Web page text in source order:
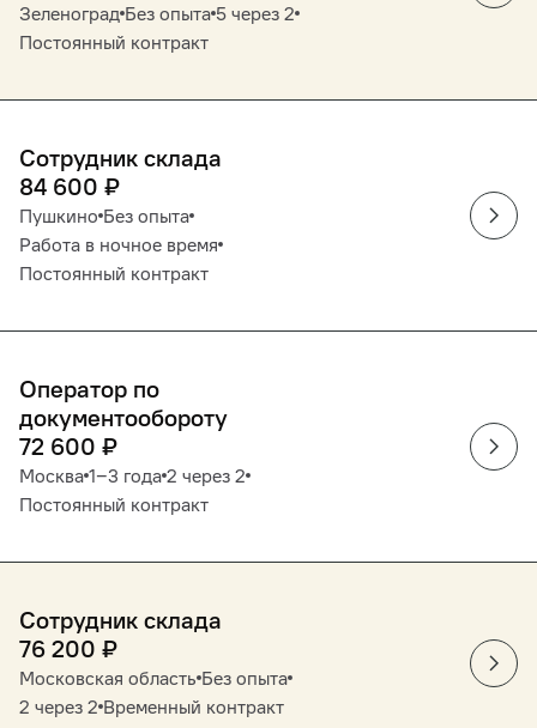
Зеленоград Без опыта 5 через 2
Постоянный контракт
Сотрудник склада
84 600 ₽
Пушкино Без опыта
Работа в ночное время
Постоянный контракт
Оператор по
документообороту
72 600 ₽
Москва 1‒3 года 2 через 2
Постоянный контракт
Сотрудник склада
76 200 ₽
Московская область Без опыта
2 через 2 Временный контракт